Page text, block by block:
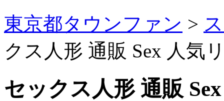
東京都タウンファン >
クス人形 通販 Sex 人気
セックス人形 通販